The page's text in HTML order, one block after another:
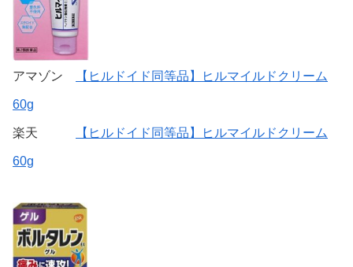
アマゾン 【ヒルドイド同等品】ヒルマイルドクリーム
60g
楽天 【ヒルドイド同等品】ヒルマイルドクリーム
60g